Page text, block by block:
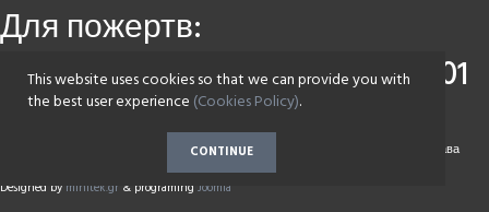
Для пожертв:
Приватбанк4149 4393 0083 7501
Монобанк4441 1144 2142 7590
Copyright © 2017 Парафія на честь Воскресіння Христового села Зазим'є. Всі права
Designed by minitek.gr & programing Joomla
This website uses cookies so that we can provide you with
the best user experience (Cookies Policy).
CONTINUE